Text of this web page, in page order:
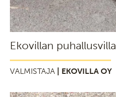
Ekovillan puhallusvilla
VALMISTAJA | EKOVILLA OY